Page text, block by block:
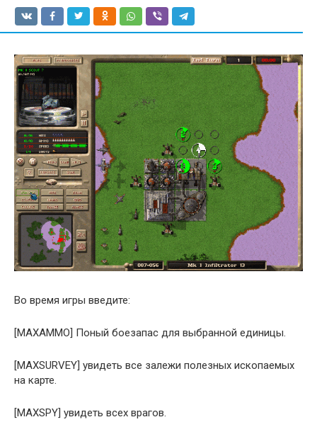
Во время игры введите:
[MAXAMMO] Поный боезапас для выбранной единицы.
[MAXSURVEY] увидеть все залежи полезных ископаемых
на карте.
[MAXSPY] увидеть всех врагов.